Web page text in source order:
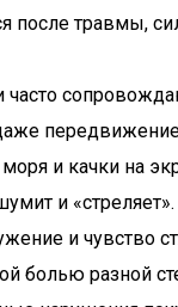
после травмы,
и качки на
и «стреляет».
и чувство
болью разной